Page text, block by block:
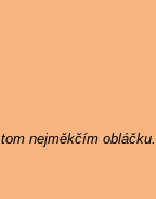
nejměkčím